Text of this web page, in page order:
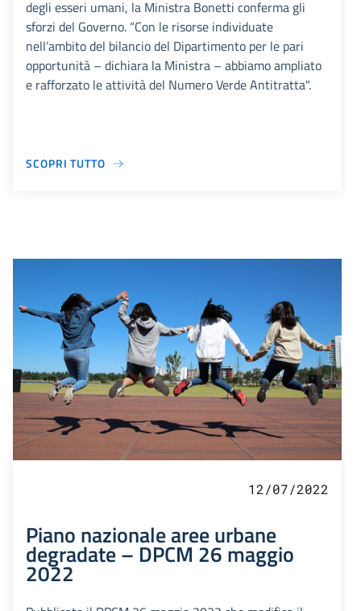
degli esseri umani, la Ministra Bonetti conferma gli
sforzi del Governo. “Con le risorse individuate
nell’ambito del bilancio del Dipartimento per le pari
opportunità – dichiara la Ministra – abbiamo ampliato
e rafforzato le attività del Numero Verde Antitratta".
SCOPRI TUTTO
12/07/2022
Piano nazionale aree urbane
degradate – DPCM 26 maggio
2022